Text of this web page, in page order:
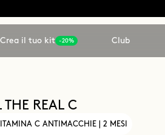
Crea il tuo kit -20% Club
REAL C
C ANTIMACCHIE | 2 MESI